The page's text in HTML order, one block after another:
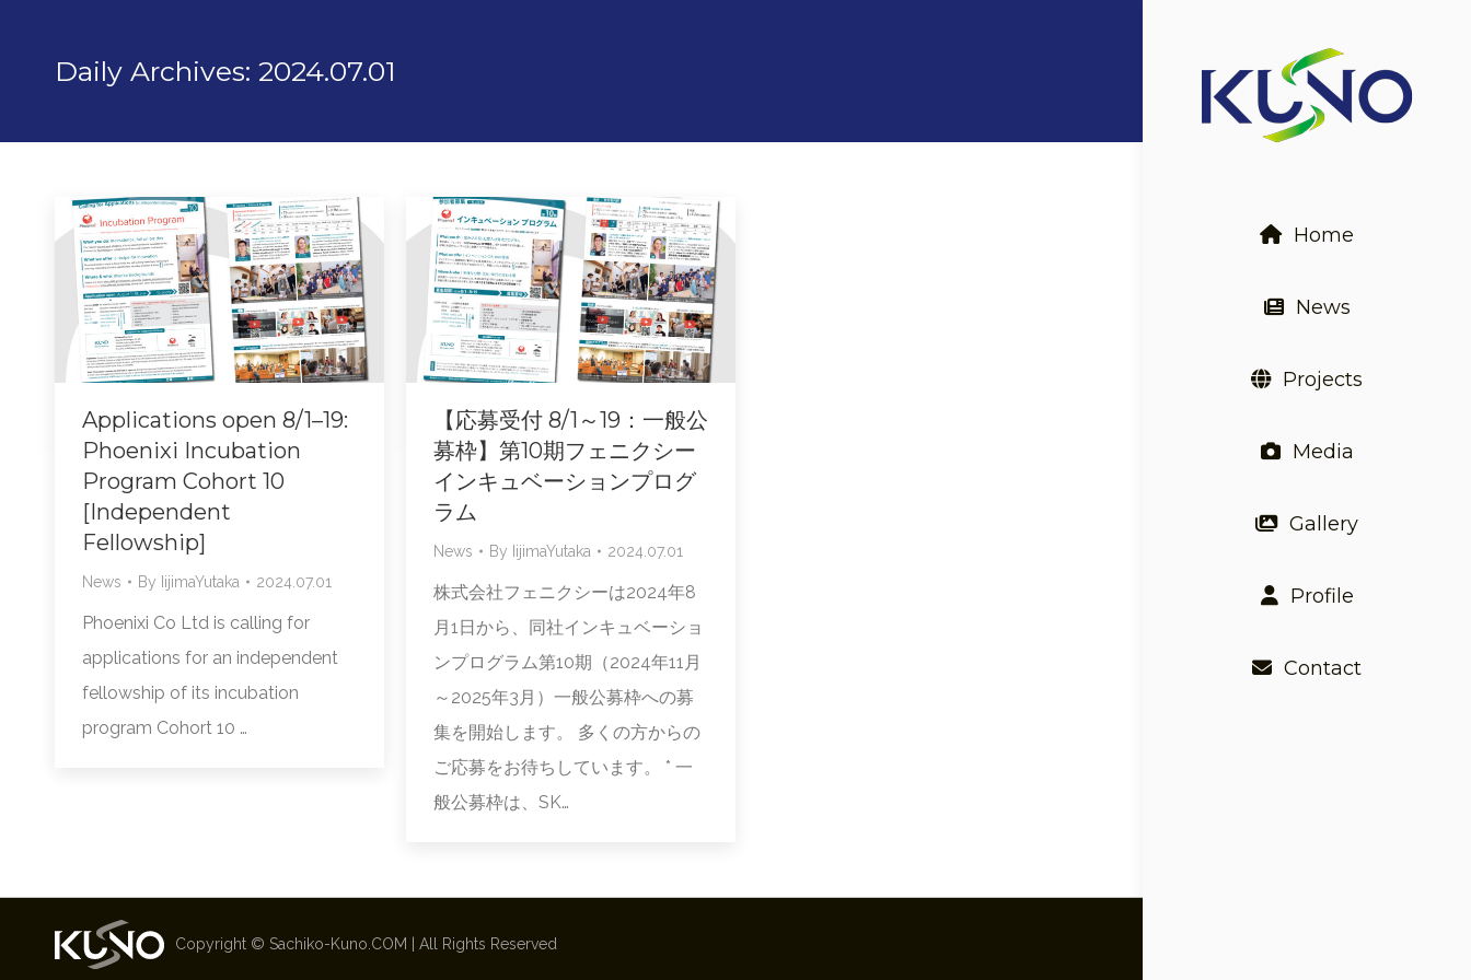
Home
News
Projects
Media
Gallery
Profile
Contact
Daily Archives: 2024.07.01
Applications open 8/1–19:
Phoenixi Incubation
Program Cohort 10
[Independent
Fellowship]
News By IijimaYutaka 2024.07.01
Phoenixi Co Ltd is calling for
applications for an independent
fellowship of its incubation
program Cohort 10 …
【応募受付 8/1～19：一般公
募枠】第10期フェニクシー
インキュベーションプログ
ラム
News By IijimaYutaka 2024.07.01
株式会社フェニクシーは2024年8
月1日から、同社インキュベーショ
ンプログラム第10期（2024年11月
～2025年3月）一般公募枠への募
集を開始します。 多くの方からの
ご応募をお待ちしています。 * 一
般公募枠は、SK…
Copyright © Sachiko-Kuno.COM | All Rights Reserved